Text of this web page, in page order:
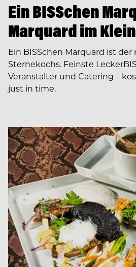
Ein BISSchen
Marquard im
Ein BISSchen Marquard ist
Sternekochs. Feinste
Veranstalter und Catering –
just in time.